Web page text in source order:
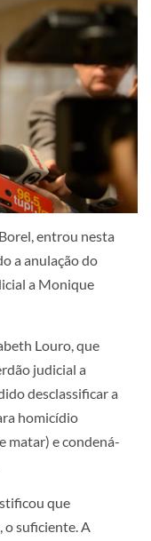
entrou nesta
a anulação do
a Monique
Louro, que
judicial a
desclassificar a
homicídio
matar) e condená-
que
o suficiente. A